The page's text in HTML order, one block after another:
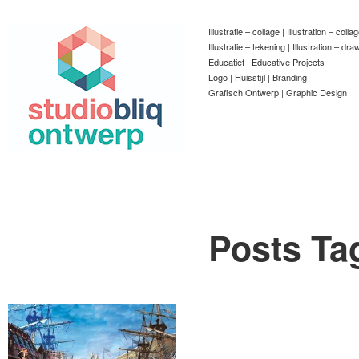
Illustratie – collage | Illustration –
Illustratie – tekening | Illustration –
Educatief | Educative Projects
Logo | Huisstijl | Branding
Grafisch Ontwerp | Graphic Design
Posts